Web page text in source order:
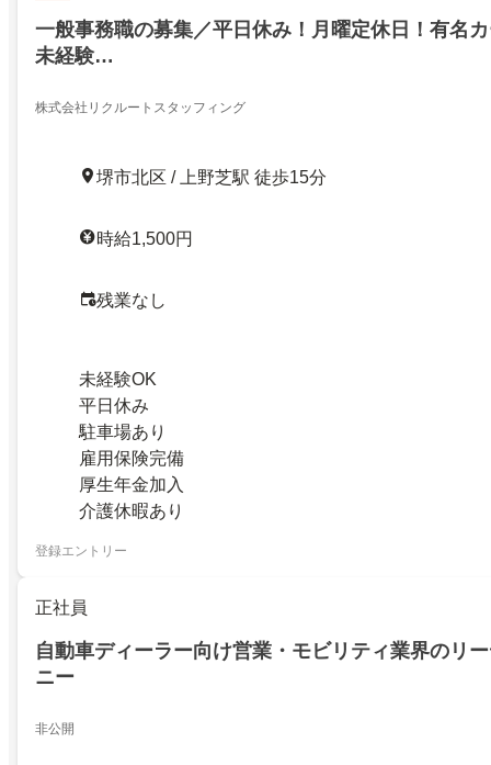
一般事務職の募集／平日休み！月曜定休日！有名
未経験…
株式会社リクルートスタッフィング
堺市北区 / 上野芝駅 徒歩15分
時給1,500円
残業なし
未経験OK
平日休み
駐車場あり
雇用保険完備
厚生年金加入
介護休暇あり
登録エントリー
正社員
自動車ディーラー向け営業・モビリティ業界のリ
ニー
非公開